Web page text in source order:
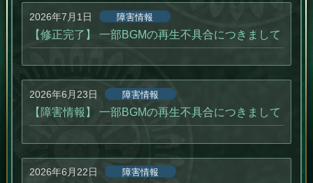
2026年7月1日 障害情報
【修正完了】 一部BGMの再生不具合につきまして
2026年6月23日 障害情報
【障害情報】 一部BGMの再生不具合につきまして
2026年6月22日 障害情報